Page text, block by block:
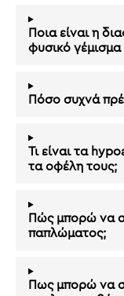
Ποια είναι η
φυσικό γέμισμα
Πόσο συχνά
Τι είναι τα
τα οφέλη τους;
Πώς μπορώ να
παπλώματος;
Πως μπορώ να